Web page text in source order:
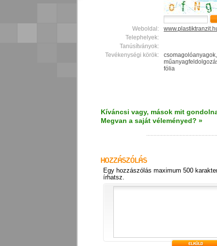
Weboldal:
Telephelyek:
Tanúsítványok:
Tevékenységi körök:
fólia
Kíváncsi vagy, mások mit
Megvan a saját véleményed? »
Egy hozzászólás maximum 500
írhatsz.